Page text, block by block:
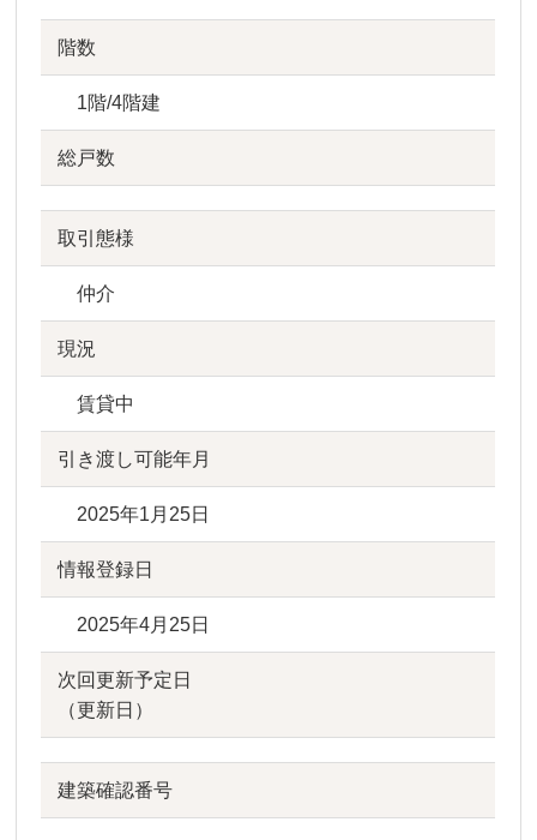
階数
1階/4階建
総戸数
取引態様
仲介
現況
賃貸中
引き渡し可能年月
2025年1月25日
情報登録日
2025年4月25日
次回更新予定日
（更新日）
建築確認番号